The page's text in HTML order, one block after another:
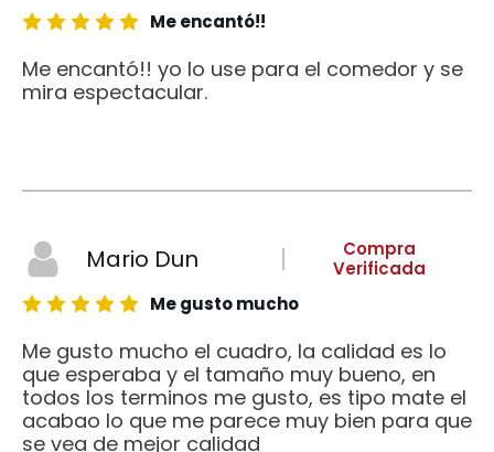
Me encantó!!
Me encantó!! yo lo use para el comedor y se
mira espectacular.
Mario Dun
Compra
Verificada
Me gusto mucho
Me gusto mucho el cuadro, la calidad es lo
que esperaba y el tamaño muy bueno, en
todos los terminos me gusto, es tipo mate el
acabao lo que me parece muy bien para que
se vea de mejor calidad